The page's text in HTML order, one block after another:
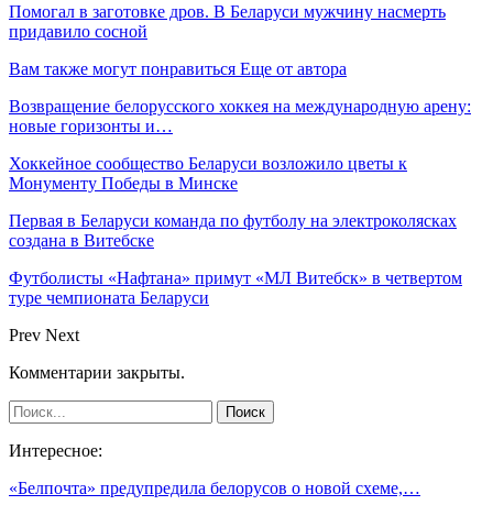
Помогал в заготовке дров. В Беларуси мужчину насмерть
придавило сосной
Вам также могут понравиться Еще от автора
Возвращение белорусского хоккея на международную арену:
новые горизонты и…
Хоккейное сообщество Беларуси возложило цветы к
Монументу Победы в Минске
Первая в Беларуси команда по футболу на электроколясках
создана в Витебске
Футболисты «Нафтана» примут «МЛ Витебск» в четвертом
туре чемпионата Беларуси
Prev Next
Комментарии закрыты.
Интересное:
«Белпочта» предупредила белорусов о новой схеме,…